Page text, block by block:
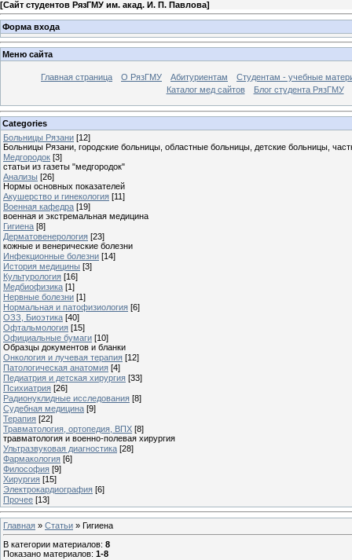
[Сайт студентов РязГМУ им. акад. И. П. Павлова]
Форма входа
Меню сайта
Главная страница О РязГМУ Абитуриентам
Студентам - учебные
Каталог мед сайтов
Блог студента РязГМУ
Categories
Больницы Рязани [12]
Больницы Рязани, городские больницы, областные больницы, детские больницы,
Медгородок [3]
статьи из газеты "медгородок"
Анализы [26]
Нормы основных показателей
Акушерство и гинекология [11]
Военная кафедра [19]
военная и экстремальная медицина
Гигиена [8]
Дерматовенерология [23]
кожные и венерические болезни
Инфекционные болезни [14]
История медицины [3]
Культурология [16]
Медбиофизика [1]
Нервные болезни [1]
Нормальная и патофизиология [6]
ОЗЗ, Биоэтика [40]
Офтальмология [15]
Официальные бумаги [10]
Образцы документов и бланки
Онкология и лучевая терапия [12]
Патологическая анатомия [4]
Педиатрия и детская хирургия [33]
Психиатрия [26]
Радионуклидные исследования [8]
Судебная медицина [9]
Терапия [22]
Травматология, ортопедия, ВПХ [8]
травматология и военно-полевая хирургия
Ультразвуковая диагностика [28]
Фармакология [6]
Философия [9]
Хирургия [15]
Электрокардиография [6]
Прочее [13]
Главная » Статьи » Гигиена
В категории материалов: 8
Показано материалов: 1-8